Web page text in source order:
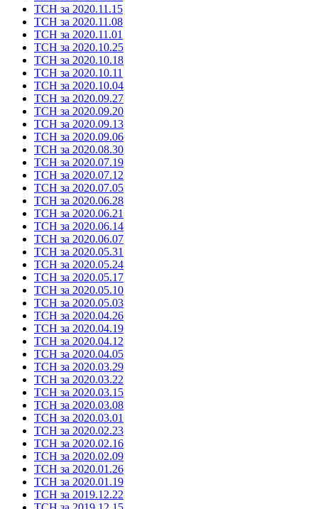
ТСН за 2020.11.15
ТСН за 2020.11.08
ТСН за 2020.11.01
ТСН за 2020.10.25
ТСН за 2020.10.18
ТСН за 2020.10.11
ТСН за 2020.10.04
ТСН за 2020.09.27
ТСН за 2020.09.20
ТСН за 2020.09.13
ТСН за 2020.09.06
ТСН за 2020.08.30
ТСН за 2020.07.19
ТСН за 2020.07.12
ТСН за 2020.07.05
ТСН за 2020.06.28
ТСН за 2020.06.21
ТСН за 2020.06.14
ТСН за 2020.06.07
ТСН за 2020.05.31
ТСН за 2020.05.24
ТСН за 2020.05.17
ТСН за 2020.05.10
ТСН за 2020.05.03
ТСН за 2020.04.26
ТСН за 2020.04.19
ТСН за 2020.04.12
ТСН за 2020.04.05
ТСН за 2020.03.29
ТСН за 2020.03.22
ТСН за 2020.03.15
ТСН за 2020.03.08
ТСН за 2020.03.01
ТСН за 2020.02.23
ТСН за 2020.02.16
ТСН за 2020.02.09
ТСН за 2020.01.26
ТСН за 2020.01.19
ТСН за 2019.12.22